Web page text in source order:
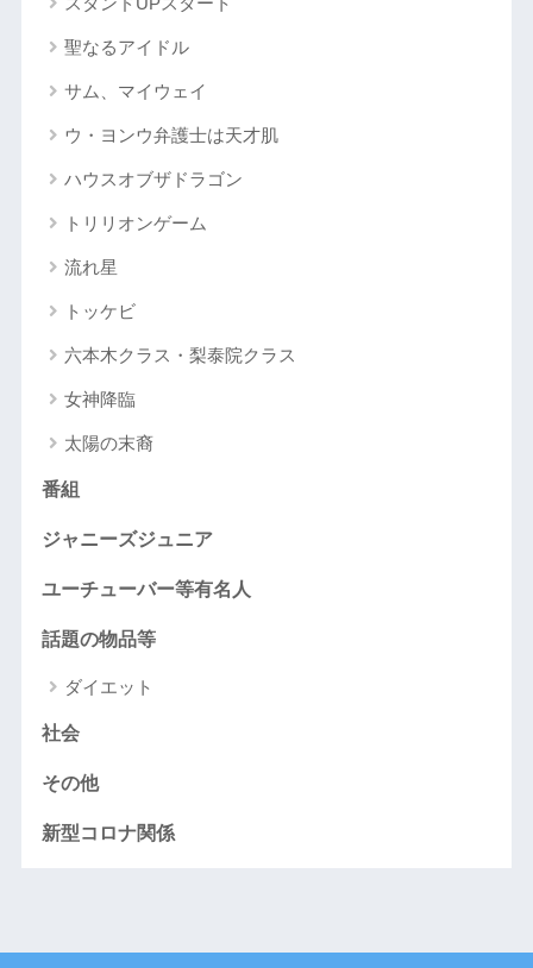
聖なるアイドル
サム、マイウェイ
ウ・ヨンウ弁護士は天才肌
ハウスオブザドラゴン
トリリオンゲーム
流れ星
トッケビ
六本木クラス・梨泰院クラス
女神降臨
太陽の末裔
番組
ジャニーズジュニア
ユーチューバー等有名人
話題の物品等
ダイエット
社会
その他
新型コロナ関係